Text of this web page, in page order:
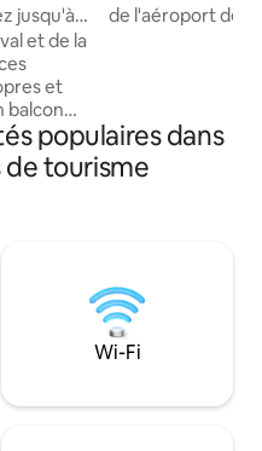
jusqu'à
et de la
et
balcon
: -
-
fort de
- Nous
de
de l'aéroport de
transferts
une RÉDUCTION
réguliers des
et nous sommes
servir ! Bienvenue à la Grenade à
l'avance !
populaires dans
de tourisme
Wi-Fi